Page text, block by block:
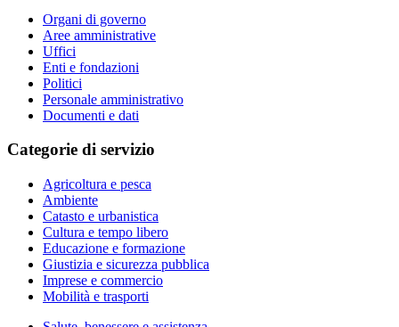
Organi di governo
Aree amministrative
Uffici
Enti e fondazioni
Politici
Personale amministrativo
Documenti e dati
Categorie di servizio
Agricoltura e pesca
Ambiente
Catasto e urbanistica
Cultura e tempo libero
Educazione e formazione
Giustizia e sicurezza pubblica
Imprese e commercio
Mobilità e trasporti